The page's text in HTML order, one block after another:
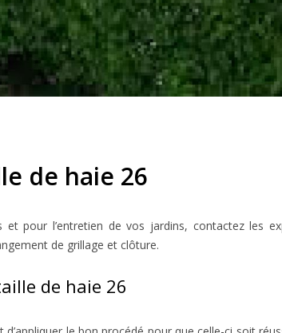
de haie 26
pour l’entretien de vos jardins, contactez les
de grillage et clôture.
de haie 26